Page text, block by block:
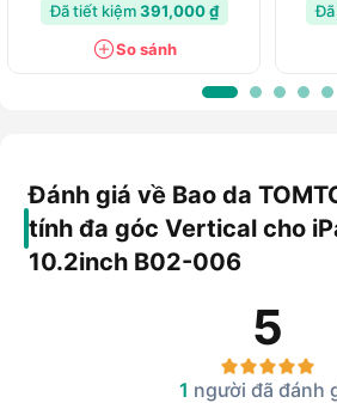
Đã tiết kiệm391,000 ₫
So sánh
Đánh giá về Bao da
tính đa góc Vertical cho
10.2inch B02-006
5
1 người đã đánh